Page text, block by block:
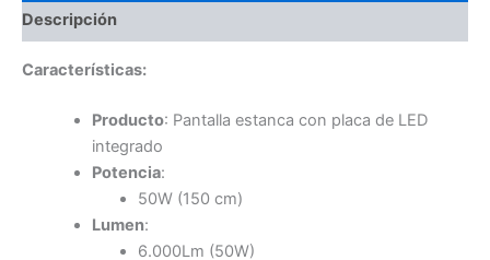
Descripción
Características:
Producto: Pantalla estanca con placa de LED
integrado
Potencia:
50W (150 cm)
Lumen:
6.000Lm (50W)